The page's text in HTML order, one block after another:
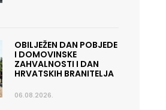
OBILJEŽEN DAN POBJEDE
I DOMOVINSKE
ZAHVALNOSTI I DAN
HRVATSKIH BRANITELJA
06.08.2026.